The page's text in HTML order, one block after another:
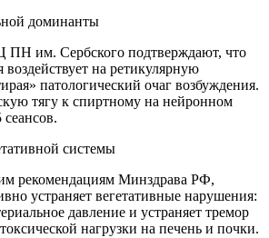
доминанты
им. Сербского подтверждают, что
воздействует на ретикулярную
патологический очаг возбуждения.
тягу к спиртному на нейронном
системы
рекомендациям Минздрава РФ,
устраняет вегетативные нарушения:
давление и устраняет тремор
нагрузки на печень и почки.